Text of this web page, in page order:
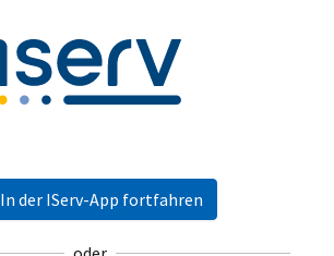
In der IServ-App fortfahren